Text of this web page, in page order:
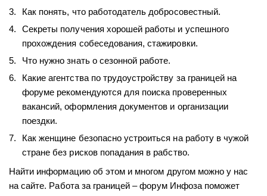
Как понять, что работодатель добросовестный.
Секреты получения хорошей работы и успешного
прохождения собеседования, стажировки.
Что нужно знать о сезонной работе.
Какие агентства по трудоустройству за границей на
форуме рекомендуются для поиска проверенных
вакансий, оформления документов и организации
поездки.
Как женщине безопасно устроиться на работу в чужой
стране без рисков попадания в рабство.
Найти информацию об этом и многом другом можно у нас
на сайте. Работа за границей – форум Инфоза поможет